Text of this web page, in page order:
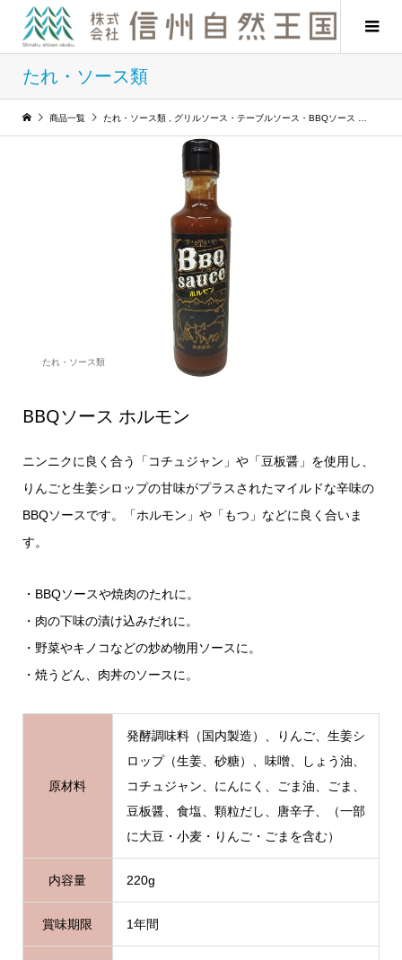
たれ・ソース類
商品一覧 たれ・ソース類 グリルソース・テーブルソース・BBQソース
たれ・ソース類
BBQソース ホルモン
ニンニクに良く合う「コチュジャン」や「豆板醤」を使用し、
りんごと生姜シロップの甘味がプラスされたマイルドな辛味の
BBQソースです。「ホルモン」や「もつ」などに良く合いま
す。
・BBQソースや焼肉のたれに。
・肉の下味の漬け込みだれに。
・野菜やキノコなどの炒め物用ソースに。
・焼うどん、肉丼のソースに。
原材料
発酵調味料（国内製造）、りんご、生姜シ
ロップ（生姜、砂糖）、味噌、しょう油、
コチュジャン、にんにく、ごま油、ごま、
豆板醤、食塩、顆粒だし、唐辛子、（一部
に大豆・小麦・りんご・ごまを含む）
内容量 220g
賞味期限 1年間